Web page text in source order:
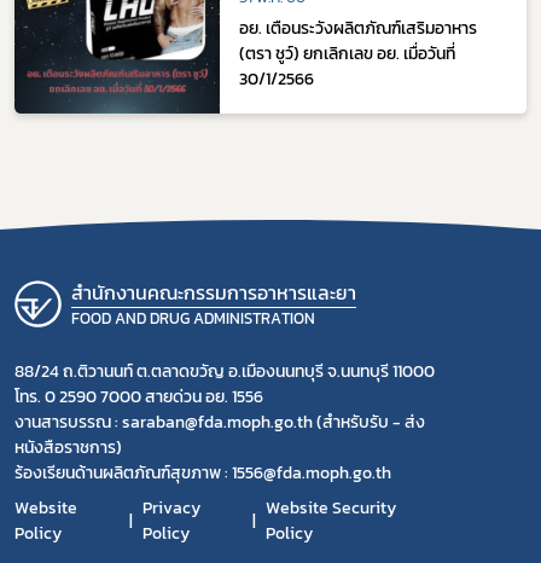
อย. เตือนระวังผลิตภัณฑ์เสริมอาหาร
(ตรา ชูว์) ยกเลิกเลข อย. เมื่อวันที่
30/1/2566
สำนักงานคณะกรรมการอาหารและยา
FOOD AND DRUG ADMINISTRATION
88/24 ถ.ติวานนท์ ต.ตลาดขวัญ อ.เมืองนนทบุรี จ.นนทบุรี 11000
โทร. 0 2590 7000 สายด่วน อย. 1556
งานสารบรรณ : saraban@fda.moph.go.th (สำหรับรับ - ส่ง
หนังสือราชการ)
ร้องเรียนด้านผลิตภัณฑ์สุขภาพ : 1556@fda.moph.go.th
Website
Policy
Privacy
Policy
Website Security
Policy